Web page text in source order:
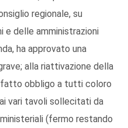
regionale, su
e delle amministrazioni
ha approvato una
alla riattivazione della
fatto obbligo a tutti coloro
vari tavoli sollecitati da
(fermo restando